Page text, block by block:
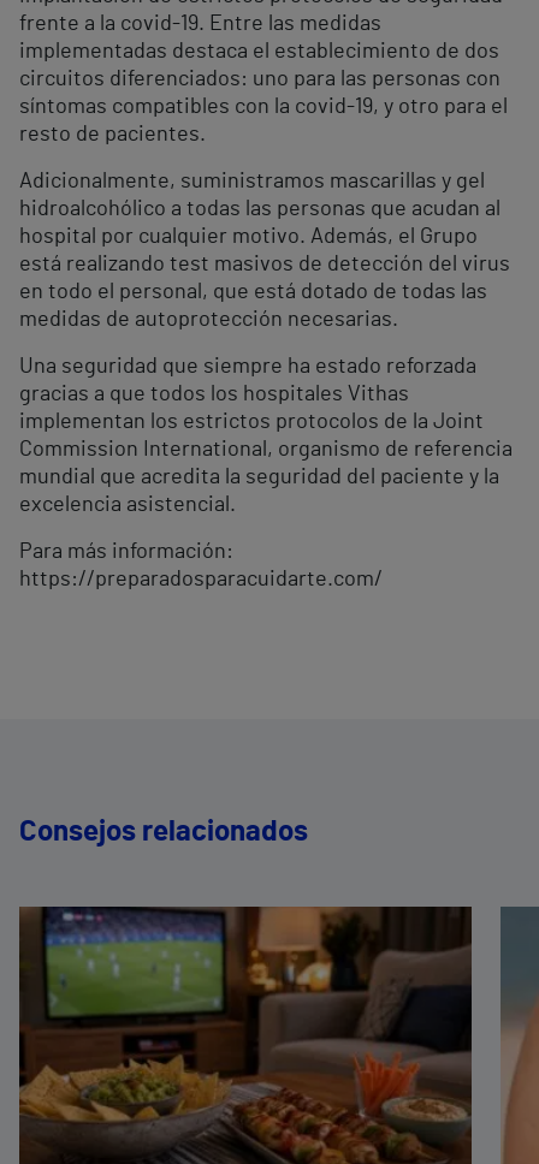
frente a la covid-19. Entre las medidas
implementadas destaca el establecimiento de dos
circuitos diferenciados: uno para las personas con
síntomas compatibles con la covid-19, y otro para el
resto de pacientes.
Adicionalmente, suministramos mascarillas y gel
hidroalcohólico a todas las personas que acudan al
hospital por cualquier motivo. Además, el Grupo
está realizando test masivos de detección del virus
en todo el personal, que está dotado de todas las
medidas de autoprotección necesarias.
Una seguridad que siempre ha estado reforzada
gracias a que todos los hospitales Vithas
implementan los estrictos protocolos de la Joint
Commission International, organismo de referencia
mundial que acredita la seguridad del paciente y la
excelencia asistencial.
Para más información:
https://preparadosparacuidarte.com/
Consejos relacionados